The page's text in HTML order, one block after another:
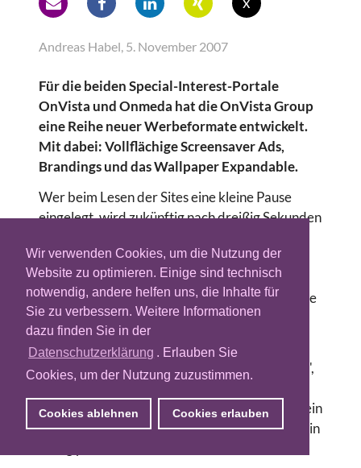
Wir verwenden Cookies, um die Nutzung der
Website zu optimieren. Einige sind technisch
notwendig, andere helfen uns, die Inhalte für
Sie zu verbessern. Weitere Informationen
dazu finden Sie in der
Datenschutzerklärung . Erlauben Sie
Cookies, um der Nutzung zuzustimmen.
Cookies ablehnen Cookies erlauben
Andreas Habel, 5. November 2007
Für die beiden Special-Interest-Portale
OnVista und Onmeda hat die OnVista Group
eine Reihe neuer Werbeformate entwickelt.
Mit dabei: Vollflächige Screensaver Ads,
Brandings und das Wallpaper Expandable.
Wer beim Lesen der Sites eine kleine Pause
eingelegt, wird zukünftig nach dreißig Sekunden
konfrontiert. Sobald der Nutzer klickt oder
tippt, verschwindet die Anzeige wieder.
Zusätzlich integrieren die Portale aufklappbare
Wallpapers, die sich bei Cursor-Berührung in
den Content-Bereich ausdehnen.
Ebenfalls neu ist das Produkt "Homepage XXL",
kompletten Homepage. Einen Tag lang zieren ein
großflächiges Wallpaper, ein Skyscraper und ein